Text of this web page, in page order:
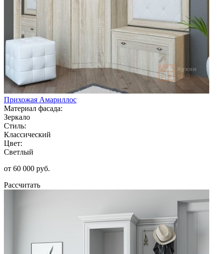
Прихожая Амариллос
Материал фасада:
Зеркало
Стиль:
Классический
Цвет:
Светлый
от 60 000 руб.
Рассчитать